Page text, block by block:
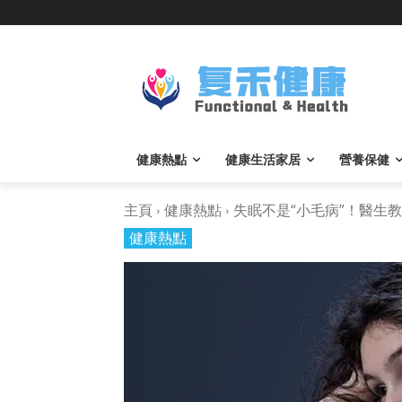
健康熱點 健康生活家居 營養保健
主頁 健康熱點
失眠不是“小毛病”！醫生
健康熱點